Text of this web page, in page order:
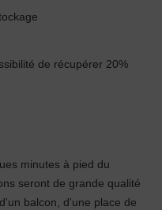
de récupérer 20%
minutes à pied du
seront de grande qualité
balcon, d'une place de